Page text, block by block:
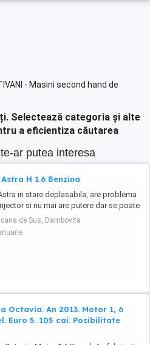
- Masini second hand de
Selectează categoria și alte
a eficientiza căutarea
ar putea interesa
H 1.6 Benzina
in stare deplasabila, are problema
si nu mai are putere dar se poate
pretul este negociabil la fata locului,
are si instalație Gpl omologată.
de Sus, Dambovita
Octavia. An 2013. Motor 1, 6
Euro 5. 105 cai. Posibilitate